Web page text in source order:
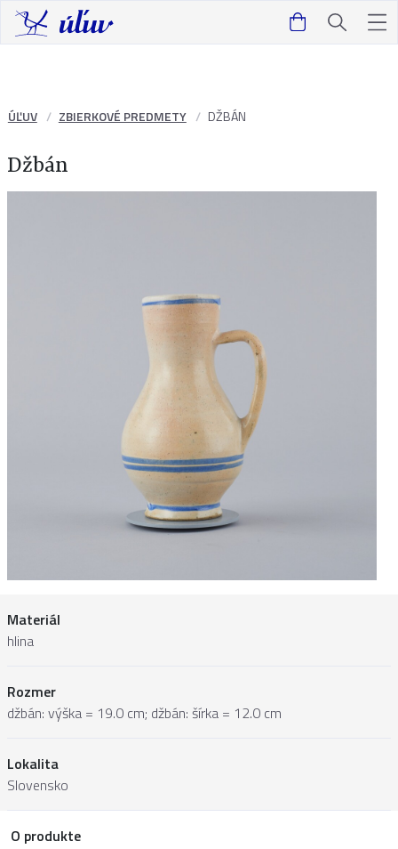
ÚĽUV ZBIERKOVÉ PREDMETY DŽBÁN
Džbán
Materiál
hlina
Rozmer
džbán: výška = 19.0 cm; džbán: šírka = 12.0 cm
Lokalita
Slovensko
O produkte